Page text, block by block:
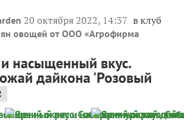
20 октября 2022, 14:37 в клуб
овощей от ООО «Агрофирма
насыщенный вкус.
дайкона 'Розовый